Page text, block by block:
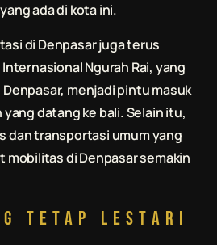
ada di kota ini.
di Denpasar juga terus
Ngurah Rai, yang
menjadi pintu masuk
datang ke bali. Selain itu,
dan transportasi umum yang
mobilitas di Denpasar semakin
Tetap Lestari